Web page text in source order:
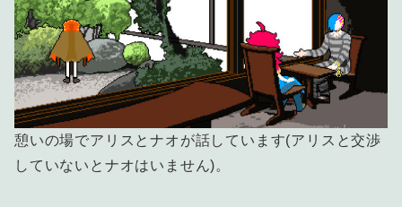
憩いの場でアリスとナオが話しています(アリスと交渉
していないとナオはいません)。